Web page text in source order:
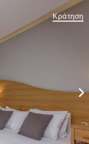
Κράτηση